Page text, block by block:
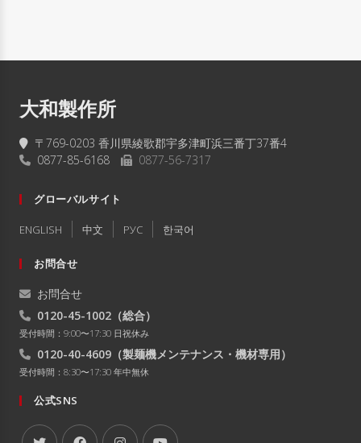
大和製作所
〒769-0203 香川県綾歌郡宇多津町浜三番丁37番4
0877-85-6168
0877-56-7317
グローバルサイト
ENGLISH 中文 РУC 한국어
お問合せ
お問合せ
0120-45-1002 （総合）
受付時間：9:00〜17:30 日祝休み
0120-40-4609 （製麺機メンテナンス・機材専用）
受付時間：8:30〜17:30 年中無休
公式SNS